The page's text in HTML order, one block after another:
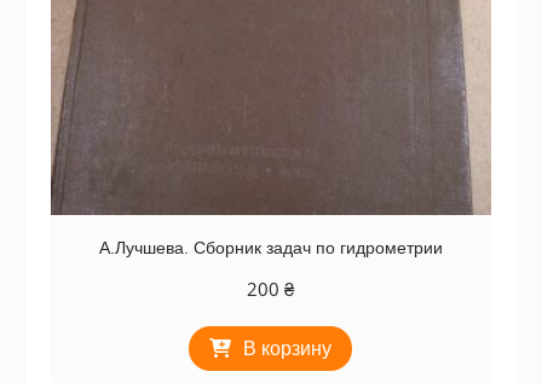
А.Лучшева. Сборник задач по гидрометрии
200₴
В корзину